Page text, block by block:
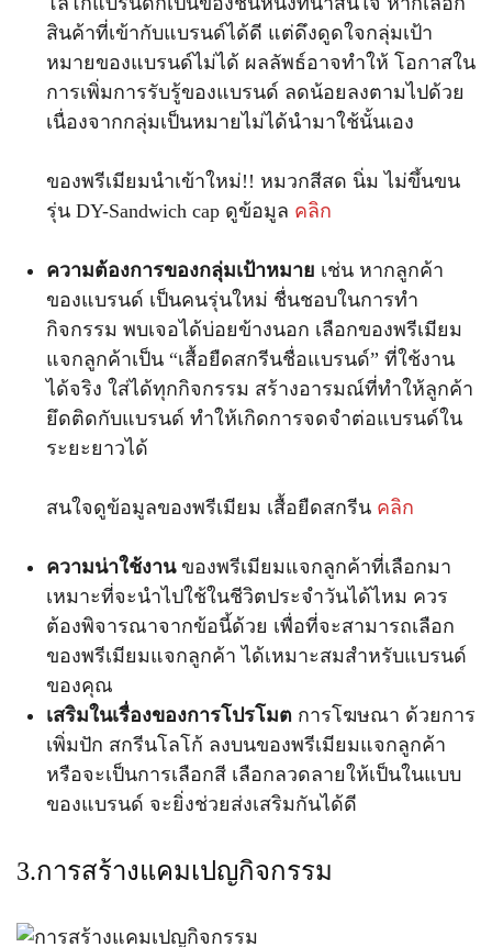
สินค้าที่เข้ากับแบรนด์ได้ดี แต่ดึงดูดใจกลุ่มเป้า
หมายของแบรนด์ไม่ได้ ผลลัพธ์อาจทำให้ โอกาสใน
การเพิ่มการรับรู้ของแบรนด์ ลดน้อยลงตามไปด้วย
เนื่องจากกลุ่มเป็นหมายไม่ได้นำมาใช้นั้นเอง
ของพรีเมียมนำเข้าใหม่!! หมวกสีสด นิ่ม ไม่ขึ้นขน
รุ่น DY-Sandwich cap ดูข้อมูล คลิก
ความต้องการของกลุ่มเป้าหมาย เช่น หากลูกค้า
ของแบรนด์ เป็นคนรุ่นใหม่ ชื่นชอบในการทำ
กิจกรรม พบเจอได้บ่อยข้างนอก เลือกของพรีเมียม
แจกลูกค้าเป็น “เสื้อยืดสกรีนชื่อแบรนด์” ที่ใช้งาน
ได้จริง ใส่ได้ทุกกิจกรรม สร้างอารมณ์ที่ทำให้ลูกค้า
ยึดติดกับแบรนด์ ทำให้เกิดการจดจำต่อแบรนด์ใน
ระยะยาวได้
สนใจดูข้อมูลของพรีเมียม เสื้อยืดสกรีน คลิก
ความน่าใช้งานของพรีเมียมแจกลูกค้าที่เลือกมา
เหมาะที่จะนำไปใช้ในชีวิตประจำวันได้ไหม ควร
ต้องพิจารณาจากข้อนี้ด้วย เพื่อที่จะสามารถเลือก
ของพรีเมียมแจกลูกค้า ได้เหมาะสมสำหรับแบรนด์
ของคุณ
เสริมในเรื่องของการโปรโมต การโฆษณา ด้วยการ
เพิ่มปัก สกรีนโลโก้ ลงบนของพรีเมียมแจกลูกค้า
หรือจะเป็นการเลือกสี เลือกลวดลายให้เป็นในแบบ
ของแบรนด์ จะยิ่งช่วยส่งเสริมกันได้ดี
3.การสร้างแคมเปญกิจกรรม